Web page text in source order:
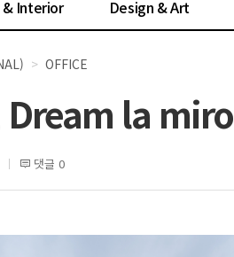
Interior Design & Art
OFFICE
Dream la miro
댓글 0